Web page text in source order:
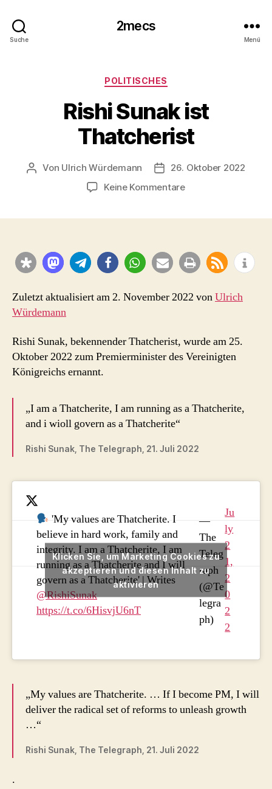
Suche
2mecs
Menü
Kategorien
POLITISCHES
Rishi Sunak ist
Thatcherist
Beitragsautor
Von Ulrich Würdemann Beitragsdatum
26. Oktober 2022
Keine Kommentarezu
Zuletzt aktualisiert am 2. November 2022 vonUlrich
Würdemann
Rishi Sunak, bekennender Thatcherist, wurde am 25.
Oktober 2022 zum Premierminister des Vereinigten
Königreichs ernannt.
„I am a Thatcherite, I am running as a Thatcherite,
and i wioll govern as a Thatcherite“
Rishi Sunak, The Telegraph, 21. Juli 2022
'My values are Thatcherite. I
believe in hard work, family and
integrity. I am a Thatcherite, I am
running as a Thatcherite and I will
govern as a Thatcherite' | Writes
@RishiSunak
https://t.co/6HisvjU6nT
—
The
Teleg
raph
(@Te
legra
ph)
Ju
ly
2
1,
2
0
2
2
Klicken Sie, um Marketing Cookies zu
akzeptieren und diesen Inhalt zu
aktivieren
„My values are Thatcherite. … If I become PM, I will
deliver the radical set of reforms to unleash growth
…“
Rishi Sunak, The Telegraph, 21. Juli 2022
.